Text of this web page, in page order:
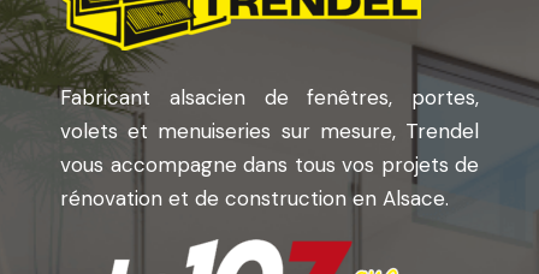
Fabricant alsacien de fenêtres, portes,
volets et menuiseries sur mesure, Trendel
vous accompagne dans tous vos projets de
rénovation et de construction en Alsace.